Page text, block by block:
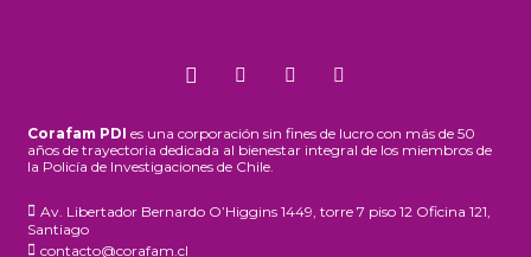
Corafam PDI es una corporación sin fines de lucro con más de 50
años de trayectoria dedicada al bienestar integral de los miembros de
la Policía de Investigaciones de Chile.
Av. Libertador Bernardo O’Higgins 1449, torre 7 piso 12 Oficina 121,
Santiago
contacto@corafam.cl